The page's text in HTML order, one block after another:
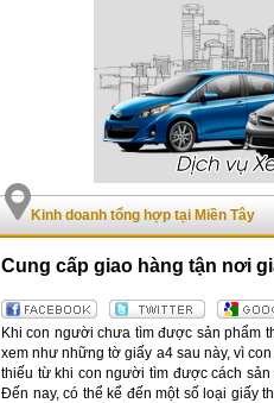
Kinh doanh tổng hợp tại Miền Tây
Cung cấp giao hàng tận nơi
Khi con người chưa tìm được sản phẩm
xem như những tờ giấy a4 sau này, vì
thiếu từ khi con người tìm được cách
Đến nay, có thể kể đến một số loại giấy